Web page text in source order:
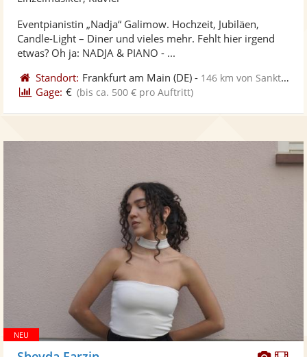
Eventpianistin „Nadja“ Galimow. Hochzeit, Jubiläen,
Candle-Light – Diner und vieles mehr. Fehlt hier irgend
etwas? Oh ja: NADJA & PIANO - ...
Standort: Frankfurt am Main (DE) - 146 km von Sankt Ingbert
Gage: € (bis ca. 500 € pro Auftritt)